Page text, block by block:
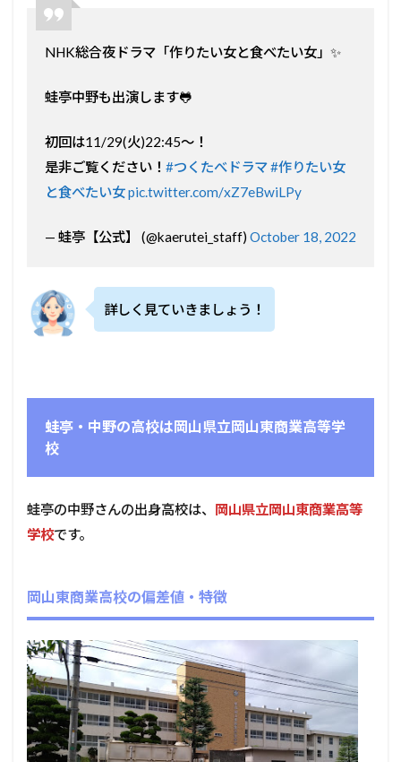
NHK総合夜ドラマ「作りたい女と食べたい女」✨
蛙亭中野も出演します🐸
初回は11/29(火)22:45〜！
是非ご覧ください！ #つくたべドラマ#作りたい女
と食べたい女pic.twitter.com/xZ7eBwiLPy
— 蛙亭【公式】 (@kaerutei_staff) October 18, 2022
詳しく見ていきましょう！
蛙亭・中野の高校は岡山県立岡山東商業高等学
校
蛙亭の中野さんの出身高校は、 岡山県立岡山東商業高等
学校です。
岡山東商業高校の偏差値・特徴